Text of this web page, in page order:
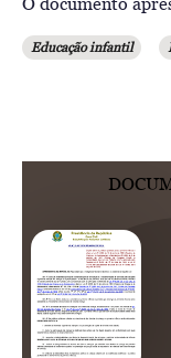
Educação infantil